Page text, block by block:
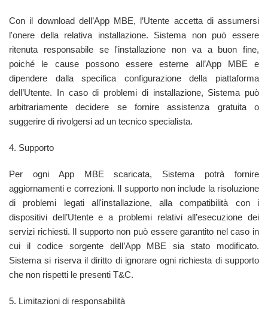
Con il download dell’App MBE, l’Utente accetta di assumersi
l'onere della relativa installazione. Sistema non può essere
ritenuta responsabile se l'installazione non va a buon fine,
poiché le cause possono essere esterne all’App MBE e
dipendere dalla specifica configurazione della piattaforma
dell’Utente. In caso di problemi di installazione, Sistema può
arbitrariamente decidere se fornire assistenza gratuita o
suggerire di rivolgersi ad un tecnico specialista.
4. Supporto
Per ogni App MBE scaricata, Sistema potrà fornire
aggiornamenti e correzioni. Il supporto non include la risoluzione
di problemi legati all'installazione, alla compatibilità con i
dispositivi dell’Utente e a problemi relativi all’esecuzione dei
servizi richiesti. Il supporto non può essere garantito nel caso in
cui il codice sorgente dell’App MBE sia stato modificato.
Sistema si riserva il diritto di ignorare ogni richiesta di supporto
che non rispetti le presenti T&C.
5. Limitazioni di responsabilità